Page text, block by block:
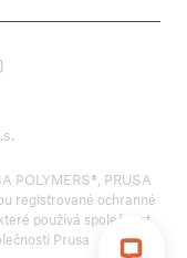
POLYMERS®, PRUSA
registrované ochranné
používá společnost
Prusa